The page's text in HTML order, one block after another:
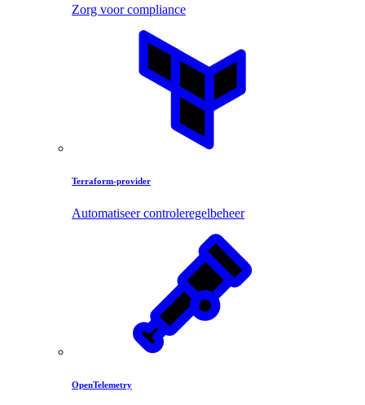
Zorg voor compliance
Terraform-provider
Automatiseer controleregelbeheer
OpenTelemetry